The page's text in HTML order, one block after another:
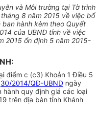
và Môi trường tại Tờ trình
8 năm 2015 về việc bổ
hành kèm theo Quyết
của UBND tỉnh về việc
2015 ổn định 5 năm 2015-
điểm c (c3) Khoản 1 Điều 5
30/2014/QĐ-UBND ngày
hành quy định giá các loại
trên địa bàn tỉnh Khánh